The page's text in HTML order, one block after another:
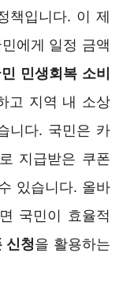
책입니다. 이 제
에게 일정 금액
민생회복 소비
고 지역 내 소상
니다. 국민은 카
지급받은 쿠폰
있습니다. 올바
국민이 효율적
신청을 활용하는